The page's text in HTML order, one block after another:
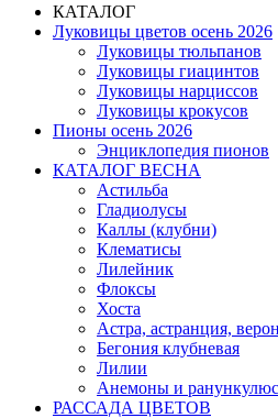
КАТАЛОГ
Луковицы цветов осень 2026
Луковицы тюльпанов
Луковицы гиацинтов
Луковицы нарциссов
Луковицы крокусов
Пионы осень 2026
Энциклопедия пионов
КАТАЛОГ ВЕСНА
Астильба
Гладиолусы
Каллы (клубни)
Клематисы
Лилейник
Флоксы
Хоста
Астра, астранция,
Бегония клубневая
Лилии
Анемоны и ранункулюс
РАССАДА ЦВЕТОВ